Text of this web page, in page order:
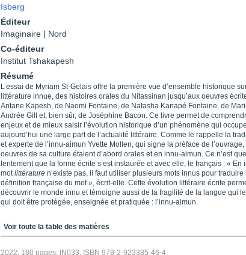
Isberg
Éditeur
Imaginaire | Nord
Co-éditeur
Institut Tshakapesh
Résumé
L’essai de Myriam St-Gelais offre la première vue d’ensemble historique
littérature innue, des histoires orales du Nitassinan jusqu’aux oeuvres
Antane Kapesh, de Naomi Fontaine, de Natasha Kanapé Fontaine, de
Andrée Gill et, bien sûr, de Joséphine Bacon. Ce livre permet de
enjeux et de mieux saisir l’évolution historique d’un phénomène qui occupe
aujourd’hui une large part de l’actualité littéraire. Comme le rappelle la
et experte de l’innu-aimun Yvette Mollen, qui signe la préface de l’ouvrage,
oeuvres de sa culture étaient d’abord orales et en innu-aimun. Ce n’est que
lentement que la forme écrite s’est instaurée et avec elle, le français : « En
motlittérature n’existe pas, il faut utiliser plusieurs mots innus pour traduire
définition française du mot », écrit-elle. Cette évolution littéraire écrite
découvrir le monde innu et témoigne aussi de la fragilité de la langue qui
qui doit être protégée, enseignée et pratiquée : l’innu-aimun.
Table des matières
Voir toute la table des matières
2022, 180 pages, IN033, ISBN 978-2-923385-46-4